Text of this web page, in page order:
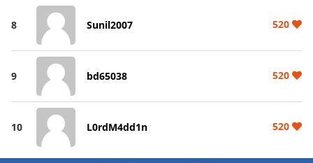
8 Sunil2007 520
9 bd65038 520
10 L0rdM4dd1n 520